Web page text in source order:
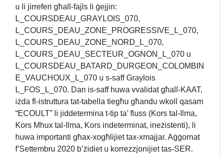
u li jirreferi għall-fajls li ġejjin:
L_COURSDEAU_GRAYLOIS_070,
L_COURS_DEAU_ZONE_PROGRESSIVE_L_070,
L_COURS_DEAU_ZONE_NORD_L_070,
L_COURS_DEAU_SECTEUR_OGNON_L_070 u
L_COURSDEAU_BATARD_DURGEON_COLOMBIN
E_VAUCHOUX_L_070 u s-saff Graylois
L_FOS_L_070. Dan is-saff huwa vvalidat għall-KAAT,
iżda fl-istruttura tat-tabella tiegħu għandu wkoll qasam
“ECOULT” li jiddetermina t-tip ta’ fluss (Kors tal-Ilma,
Kors Mhux tal-Ilma, Kors indeterminat, ineżistenti), li
huwa importanti għax-xogħlijiet tax-xmajjar. Aġġornat
f’Settembru 2020 b’żidiet u korrezzjonijiet tas-SER.